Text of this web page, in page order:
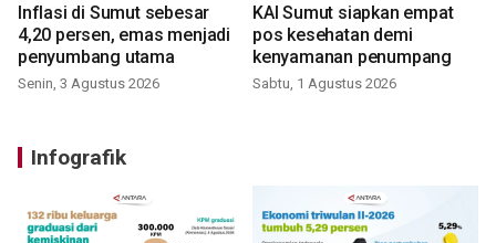
Inflasi di Sumut sebesar
4,20 persen, emas menjadi
penyumbang utama
Senin, 3 Agustus 2026
KAI Sumut siapkan empat
pos kesehatan demi
kenyamanan penumpang
Sabtu, 1 Agustus 2026
Infografik